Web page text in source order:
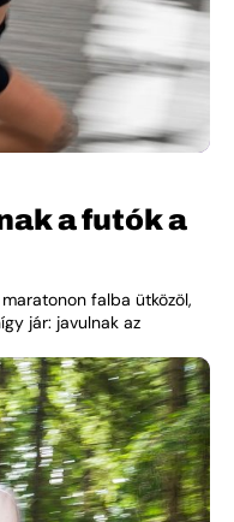
a futók a
falba ütközöl,
jár: javulnak az